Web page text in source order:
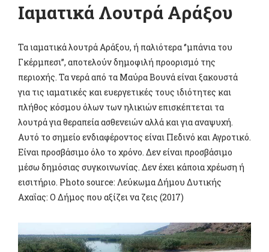
Ιαματικά Λουτρά Αράξου
Τα ιαματικά λουτρά Αράξου, ή παλιότερα ‘’μπάνια του
Γκέρμπεσι’’, αποτελούν δημοφιλή προορισμό της
περιοχής. Τα νερά από τα Μαύρα Βουνά είναι ξακουστά
για τις ιαματικές και ευεργετικές τους ιδιότητες και
πλήθος κόσμου όλων των ηλικιών επισκέπτεται τα
λουτρά για θεραπεία ασθενειών αλλά και για αναψυχή.
Αυτό το σημείο ενδιαφέροντος είναι Πεδινό και Αγροτικό.
Είναι προσβάσιμο όλο το χρόνο. Δεν είναι προσβάσιμο
μέσω δημόσιας συγκοινωνίας. Δεν έχει κάποια χρέωση ή
εισιτήριο. Photo source: Λεύκωμα Δήμου Δυτικής
Αχαΐας: Ο Δήμος που αξίζει να ζεις (2017)